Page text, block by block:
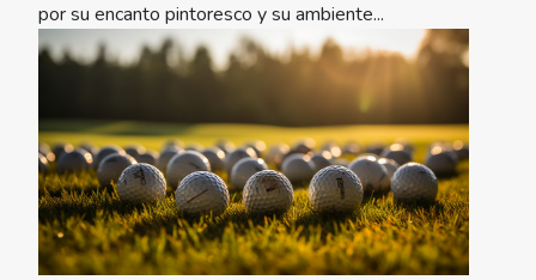
de Sancti Spíritus ?
por su encanto pintoresco y su ambiente...